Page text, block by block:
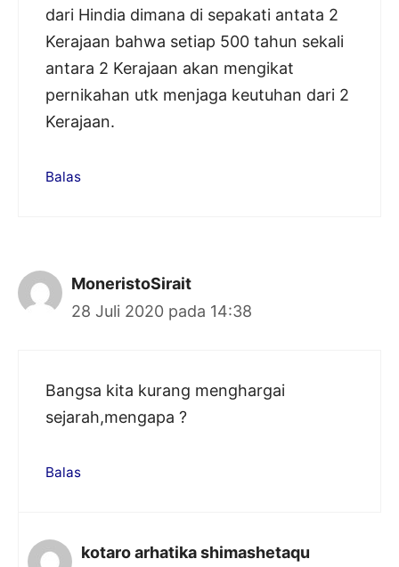
dari Hindia dimana di sepakati antata 2
Kerajaan bahwa setiap 500 tahun sekali
antara 2 Kerajaan akan mengikat
pernikahan utk menjaga keutuhan dari 2
Kerajaan.
Balas
MoneristoSirait
28 Juli 2020 pada 14:38
Bangsa kita kurang menghargai
sejarah,mengapa ?
Balas
kotaro arhatika shimashetaqu